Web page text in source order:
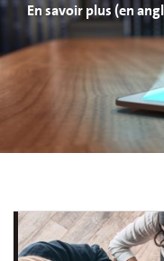
En savoir plus (en